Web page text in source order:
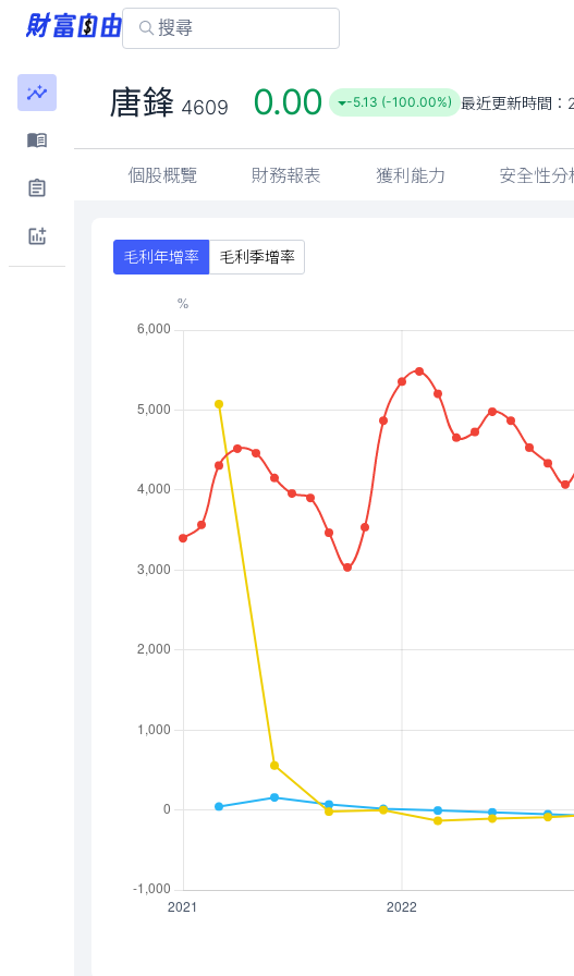
唐鋒 4609 0.00 -5.13 (-100.00%) 最近更新時間：
個股概覽 財務報表 獲利能力 安全性分
毛利年增率 毛利季增率